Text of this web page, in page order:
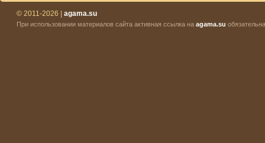
© 2011-2026 | agama.su
При использовании материалов сайта активная ссылка на agama.su